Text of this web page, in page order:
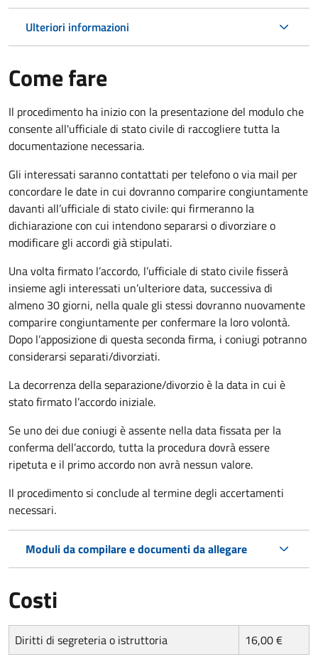
Ulteriori informazioni
Come fare
Il procedimento ha inizio con la presentazione del modulo che
consente all'ufficiale di stato civile di raccogliere tutta la
documentazione necessaria.
Gli interessati saranno contattati per telefono o via mail per
concordare le date in cui dovranno comparire congiuntamente
davanti all’ufficiale di stato civile: qui firmeranno la
dichiarazione con cui intendono separarsi o divorziare o
modificare gli accordi già stipulati.
Una volta firmato l’accordo, l’ufficiale di stato civile fisserà
insieme agli interessati un’ulteriore data, successiva di
almeno 30 giorni, nella quale gli stessi dovranno nuovamente
comparire congiuntamente per confermare la loro volontà.
Dopo l’apposizione di questa seconda firma, i coniugi potranno
considerarsi separati/divorziati.
La decorrenza della separazione/divorzio è la data in cui è
stato firmato l’accordo iniziale.
Se uno dei due coniugi è assente nella data fissata per la
conferma dell’accordo, tutta la procedura dovrà essere
ripetuta e il primo accordo non avrà nessun valore.
Il procedimento si conclude al termine degli accertamenti
necessari.
Moduli da compilare e documenti da allegare
Costi
Diritti di segreteria o istruttoria 16,00 €